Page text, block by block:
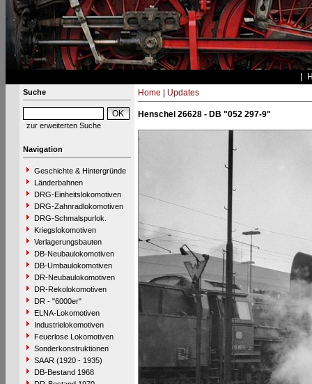
Suche
zur erweiterten Suche
Navigation
Geschichte & Hintergründe
Länderbahnen
DRG-Einheitslokomotiven
DRG-Zahnradlokomotiven
DRG-Schmalspurlok.
Kriegslokomotiven
Verlagerungsbauten
DB-Neubaulokomotiven
DB-Umbaulokomotiven
DR-Neubaulokomotiven
DR-Rekolokomotiven
DR - "6000er"
ELNA-Lokomotiven
Industrielokomotiven
Feuerlose Lokomotiven
Sonderkonstruktionen
SAAR (1920 - 1935)
DB-Bestand 1968
Home Updates
Henschel 26628 - DB "052 297-9"